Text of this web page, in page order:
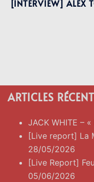
[INTERVIEW] ALEX
ARTICLES
JACK WHITE – «
[Live report] La
28/05/2026
[Live Report]
05/06/2026